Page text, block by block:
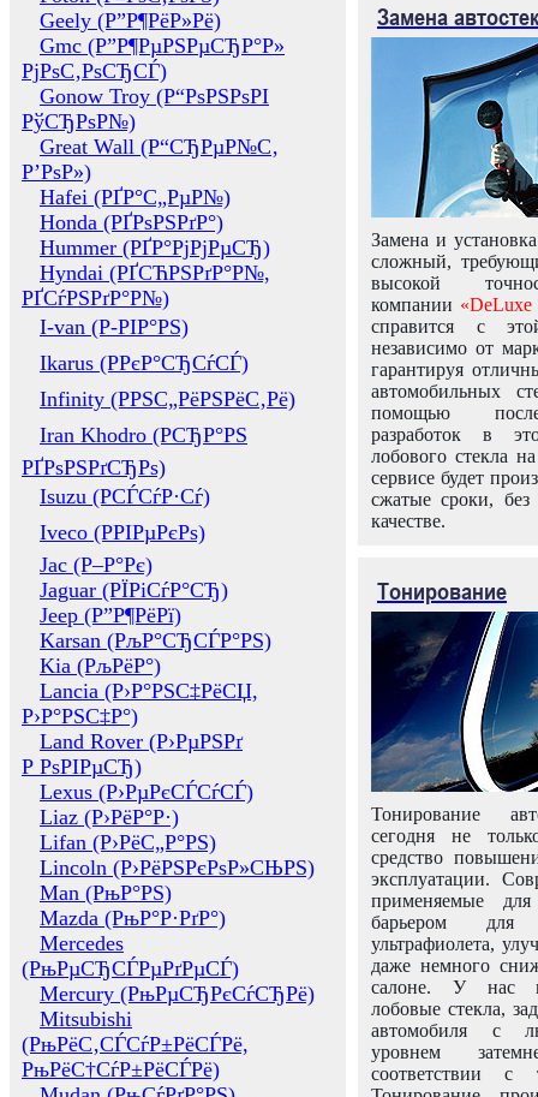
Geely (Р”Р¶РёР»Рё)
Gmc (Р”Р¶РµРЅРµСЂР°Р»
РјРѕС‚РѕСЂСЃ)
Gonow Troy (Р“РѕРЅРѕРІ
РўСЂРѕР№)
Great Wall (Р“СЂРµР№С‚
Р’РѕР»)
Hafei (РҐР°С„РµР№)
Honda (РҐРѕРЅРґР°)
Hummer (РҐР°РјРјРµСЂ)
Hyndai (РҐСЋРЅРґР°Р№,
РҐСѓРЅРґР°Р№)
I-van (Р-РІР°РЅ)
Ikarus (РРєР°СЂСѓСЃ)
Infinity (РРЅС„РёРЅРёС‚Рё)
Iran Khodro (РСЂР°РЅ
РҐРѕРЅРґСЂРѕ)
Isuzu (РСЃСѓР·Сѓ)
Iveco (РРІРµРєРѕ)
Jac (Р–Р°Рє)
Jaguar (РЇРіСѓР°СЂ)
Jeep (Р”Р¶РёРї)
Karsan (РљР°СЂСЃР°РЅ)
Kia (РљРёР°)
Lancia (Р›Р°РЅС‡РёСЏ,
Р›Р°РЅС‡Р°)
Land Rover (Р›РµРЅРґ
Р РѕРІРµСЂ)
Lexus (Р›РµРєСЃСѓСЃ)
Liaz (Р›РёР°Р·)
Lifan (Р›РёС„Р°РЅ)
Lincoln (Р›РёРЅРєРѕР»СЊРЅ)
Man (РњР°РЅ)
Mazda (РњР°Р·РґР°)
Mercedes
(РњРµСЂСЃРµРґРµСЃ)
Mercury (РњРµСЂРєСѓСЂРё)
Mitsubishi
(РњРёС‚СЃСѓР±РёСЃРё,
РњРёС†СѓР±РёСЃРё)
Замена
Замена и
сложный,
высокой
компании «DeLuxe
справится с
независимо от
гарантируя
автомобильных
помощью
разработок в
лобового стекла
сервисе будет
сжатые сроки,
качестве.
Тонирование
Тонирование
сегодня не
средство
эксплуатации.
применяемые
барьером для
ультрафиолета,
даже немного
салоне. У нас
лобовые стекла,
автомобиля с
уровнем
соответствии с